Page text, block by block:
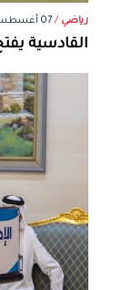
رياضي /07 أغسطس 2026
القادسية